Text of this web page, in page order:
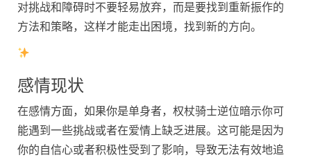
对挑战和障碍时不要轻易放弃，而是要找到重新振作的
方法和策略，这样才能走出困境，找到新的方向。
感情现状
在感情方面，如果你是单身者，权杖骑士逆位暗示你可
能遇到一些挑战或者在爱情上缺乏进展。这可能是因为
你的自信心或者积极性受到了影响，导致无法有效地追